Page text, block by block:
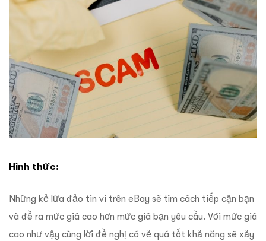
Hình thức:
Những kẻ lừa đảo tin vi trên eBay sẽ tìm cách tiếp cận bạn
và đề ra mức giá cao hơn mức giá bạn yêu cầu. Với mức giá
cao như vậy cùng lời đề nghị có vẻ quá tốt khả năng sẽ xảy